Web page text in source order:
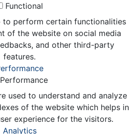
Functional
to perform certain functionalities
of the website on social media
and other third-party
features.
Performance
used to understand and analyze
of the website which helps in
experience for the visitors.
Analytics